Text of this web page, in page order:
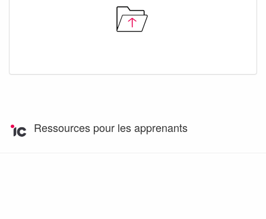
Ressources pour les apprenants